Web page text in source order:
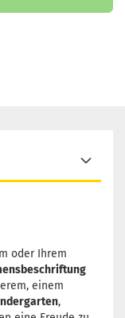
oder Ihrem
einem
,